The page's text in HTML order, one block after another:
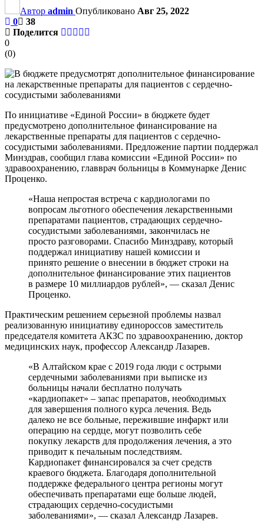
Автор admin Опубликовано Авг 25, 2022
0
38
Поделится
0
(0)
По инициативе «Единой России» в бюджете будет
предусмотрено дополнительное финансирование на
лекарственные препараты для пациентов с сердечно-
сосудистыми заболеваниями. Предложение партии поддержал
Минздрав, сообщил глава комиссии «Единой России» по
здравоохранению, главврач больницы в Коммунарке Денис
Проценко.
«Наша непростая встреча с кардиологами по
вопросам льготного обеспечения лекарственными
препаратами пациентов, страдающих сердечно-
сосудистыми заболеваниями, закончилась не
просто разговорами. Спасибо Минздраву, который
поддержал инициативу нашей комиссии и
принято решение о внесении в бюджет строки на
дополнительное финансирование этих пациентов
в размере 10 миллиардов рублей», — сказал Денис
Проценко.
Практическим решением серьезной проблемы назвал
реализованную инициативу единороссов заместитель
председателя комитета АКЗС по здравоохранению, доктор
медицинских наук, профессор Александр Лазарев.
«В Алтайском крае с 2019 года люди с острыми
сердечными заболеваниями при выписке из
больницы начали бесплатно получать
«кардиопакет» – запас препаратов, необходимых
для завершения полного курса лечения. Ведь
далеко не все больные, пережившие инфаркт или
операцию на сердце, могут позволить себе
покупку лекарств для продолжения лечения, а это
приводит к печальным последствиям.
Кардиопакет финансировался за счет средств
краевого бюджета. Благодаря дополнительной
поддержке федерального центра регионы могут
обеспечивать препаратами еще больше людей,
страдающих сердечно-сосудистыми
заболеваниями», — сказал Александр Лазарев.